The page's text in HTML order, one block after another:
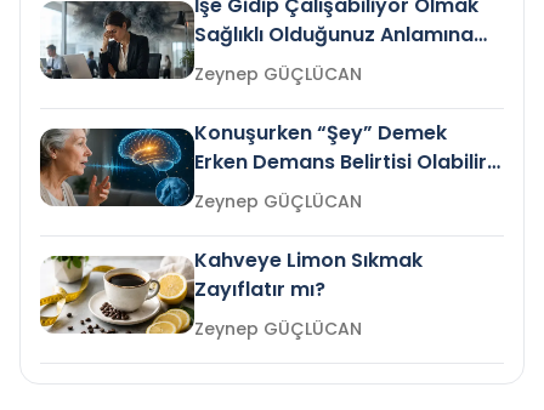
Sağlıklı Olduğunuz Anlamına
Gelir mi?Zeynep GÜÇLÜCAN
Konuşurken “Şey” Demek
Erken Demans Belirtisi Olabilir
mi?
Zeynep GÜÇLÜCAN
Kahveye Limon Sıkmak
Zayıflatır mı?
Zeynep GÜÇLÜCAN